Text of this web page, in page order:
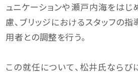
ュニケーションや瀬戸内海をは
慮、ブリッジにおけるスタッフの
用者との調整を行う。
この就任について、松井氏ならび